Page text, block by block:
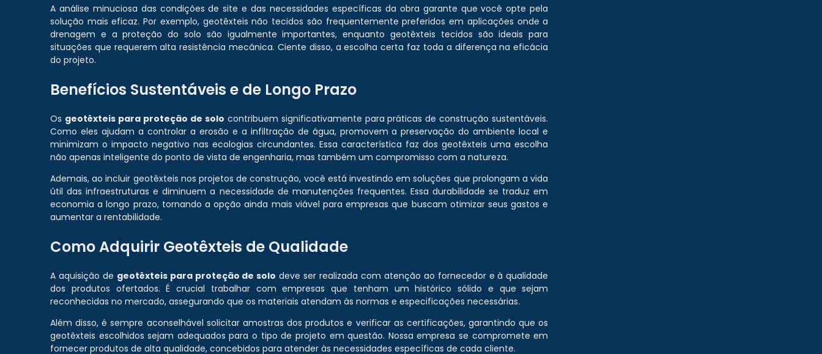
A análise minuciosa das condições de site e das necessidades específicas da obra garante que você opte pela
solução mais eficaz. Por exemplo, geotêxteis não tecidos são frequentemente preferidos em aplicações onde a
drenagem e a proteção do solo são igualmente importantes, enquanto geotêxteis tecidos são ideais para
situações que requerem alta resistência mecânica. Ciente disso, a escolha certa faz toda a diferença na eficácia
do projeto.
Benefícios Sustentáveis e de Longo Prazo
Os geotêxteis para proteção de solo contribuem significativamente para práticas de construção sustentáveis.
Como eles ajudam a controlar a erosão e a infiltração de água, promovem a preservação do ambiente local e
minimizam o impacto negativo nas ecologias circundantes. Essa característica faz dos geotêxteis uma escolha
não apenas inteligente do ponto de vista de engenharia, mas também um compromisso com a natureza.
Ademais, ao incluir geotêxteis nos projetos de construção, você está investindo em soluções que prolongam a vida
útil das infraestruturas e diminuem a necessidade de manutenções frequentes. Essa durabilidade se traduz em
economia a longo prazo, tornando a opção ainda mais viável para empresas que buscam otimizar seus gastos e
aumentar a rentabilidade.
Como Adquirir Geotêxteis de Qualidade
A aquisição de geotêxteis para proteção de solo deve ser realizada com atenção ao fornecedor e à qualidade
dos produtos ofertados. É crucial trabalhar com empresas que tenham um histórico sólido e que sejam
reconhecidas no mercado, assegurando que os materiais atendam às normas e especificações necessárias.
Além disso, é sempre aconselhável solicitar amostras dos produtos e verificar as certificações, garantindo que os
geotêxteis escolhidos sejam adequados para o tipo de projeto em questão. Nossa empresa se compromete em
fornecer produtos de alta qualidade, concebidos para atender às necessidades específicas de cada cliente.